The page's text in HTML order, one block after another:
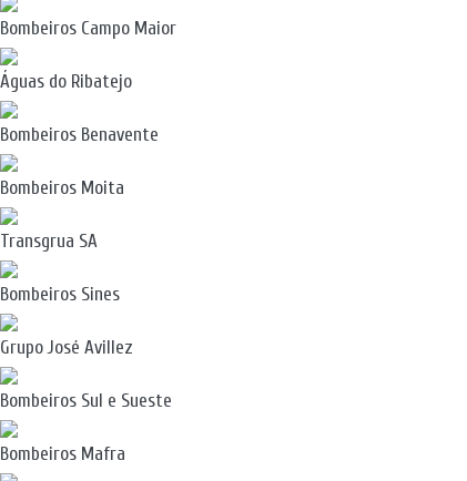
Bombeiros Campo Maior
Águas do Ribatejo
Bombeiros Benavente
Bombeiros Moita
Transgrua SA
Bombeiros Sines
Grupo José Avillez
Bombeiros Sul e Sueste
Bombeiros Mafra